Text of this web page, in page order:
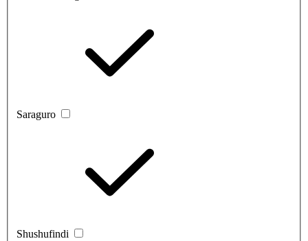
Saraguro
Shushufindi